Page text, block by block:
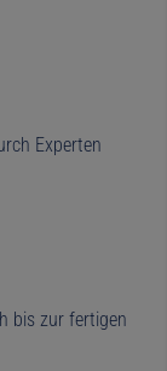
Experten
bis zur fertigen